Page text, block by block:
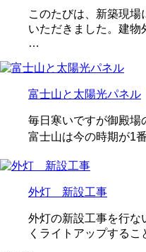
このたびは、新築現
いただきました。建物
…
富士山と太陽光パネル
毎日寒いですが御殿場
富士山は今の時期が1
外灯 新設工事
外灯の新設工事を行な
くライトアップする